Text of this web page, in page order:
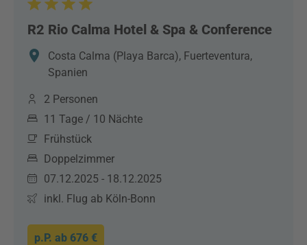
R2 Rio Calma Hotel & Spa & Conference
Costa Calma (Playa Barca), Fuerteventura,
Spanien
2 Personen
11 Tage / 10 Nächte
Frühstück
Doppelzimmer
07.12.2025 - 18.12.2025
inkl. Flug ab Köln-Bonn
p.P. ab 676 €